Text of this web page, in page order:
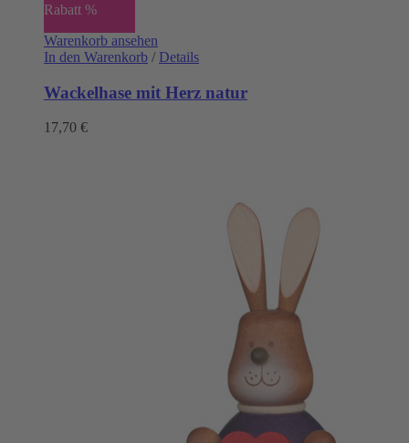
Rabatt %
Warenkorb ansehen
In den Warenkorb / Details
Wackelhase mit Herz natur
17,70 €